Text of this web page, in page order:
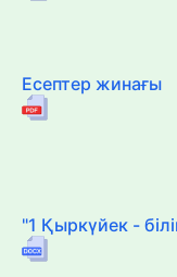
Есептер жинағы
"1 Қыркүйек -